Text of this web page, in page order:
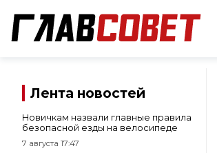
Лента новостей
Новичкам назвали главные правила
безопасной езды на велосипеде
7 августа 17:47